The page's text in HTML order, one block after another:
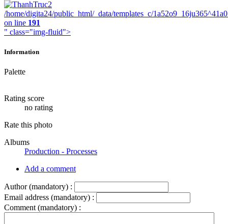
/home/digita24/public_html/_data/templates_c/
on line 191
" class="img-fluid">
Information
Palette
Rating score
no rating
Rate this photo
Albums
Production - Processes
Add a comment
Author (mandatory) :
Email address (mandatory) :
Comment (mandatory) :